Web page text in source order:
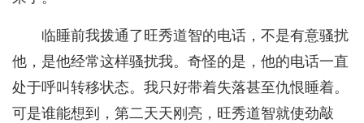
临睡前我拨通了旺秀道智的电话，不是有意骚扰
他，是他经常这样骚扰我。奇怪的是，他的电话一直
处于呼叫转移状态。我只好带着失落甚至仇恨睡着。
可是谁能想到，第二天天刚亮，旺秀道智就使劲敲